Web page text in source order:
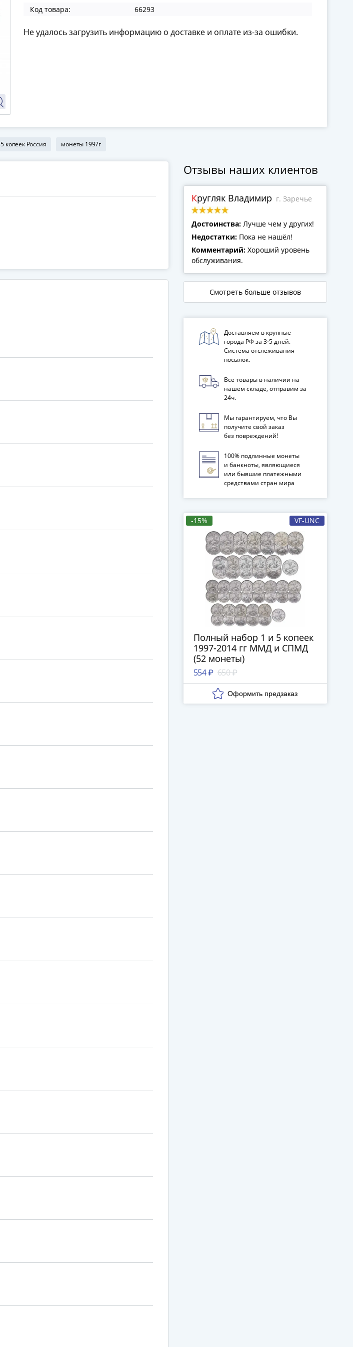
Код товара:
66293
Не удалось загрузить информацию о доставке и оплате из-за ошибки.
5 копеек Россия монеты 1997г
Отзывы наших клиентов
Кругляк Владимир г. Заречье
Достоинства: Лучше чем у других!
Недостатки: Пока не нашёл!
Комментарий: Хороший уровень
обслуживания.
Смотреть больше отзывов
Доставляем в крупные
города РФ за 3‑5 дней.
Система отслеживания
посылок.
Все товары в наличии на
нашем складе, отправим за
24ч.
Мы гарантируем, что Вы
получите свой заказ
без повреждений!
100% подлинные монеты
и банкноты, являющиеся
или бывшие платежными
средствами стран мира
-15% VF-UNC
Полный набор 1 и 5 копеек
1997-2014 гг ММД и СПМД
(52 монеты)
554 ₽ 650 ₽